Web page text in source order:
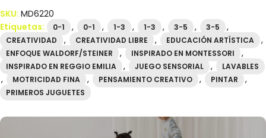
SKU: MD6220
Etiquetas:
0-1 , 0-1 , 1-3 , 1-3 , 3-5 , 3-5 ,
CREATIVIDAD , CREATIVIDAD LIBRE , EDUCACIÓN ARTÍSTICA ,
ENFOQUE WALDORF/STEINER , INSPIRADO EN MONTESSORI ,
INSPIRADO EN REGGIO EMILIA , JUEGO SENSORIAL , LAVABLES
, MOTRICIDAD FINA , PENSAMIENTO CREATIVO , PINTAR ,
PRIMEROS JUGUETES